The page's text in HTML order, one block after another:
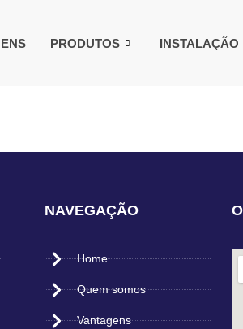
PRODUTOS INSTALAÇÃO
NAVEGAÇÃO
Home
Quem somos
Vantagens